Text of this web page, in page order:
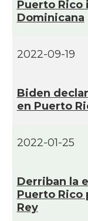
Puerto Rico
Dominicana
2022-09-19
Biden
en Puerto
2022-01-25
Derriban la
Puerto Rico
Rey